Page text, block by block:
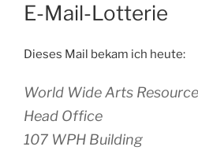
E-Mail-Lotterie
Dieses Mail bekam ich heute:
World Wide Arts
Head Office
107 WPH Building